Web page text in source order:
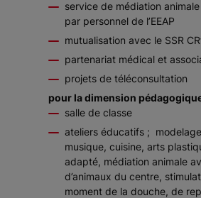
service de médiation
par personnel de l’EEAP
mutualisation avec le SSR
partenariat médical et
projets de téléconsultation
pour la dimension
salle de classe
ateliers éducatifs ;
musique, cuisine, arts
adapté, médiation animale
d’animaux du centre,
moment de la douche, de